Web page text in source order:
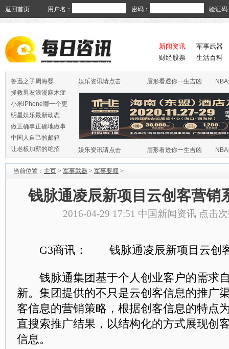
返回首页 用户名： 密码： 验证码
新闻资讯
财经股票
军事武器
生活百科
鲁迅之子周海婴
拯救男友浪漫麻木症
小米iPhone哪一个更
火
明星娱乐最新动态
做正确事正确地做事
中国人自己的邮箱
让老板加薪的绝招
娱乐资讯请点击 眉形看透你一生吉凶
娱乐资讯请点击 眉形看透你一生吉凶
当前位置： 主页 > 军事武器 > 军事要闻 >
钱脉通凌辰新项目云创客营销
2016-04-29 17:51 中国新闻资讯 点击
G3商讯： 钱脉通凌辰新项目云创客
钱脉通集团基于个人创业客户的需求
新。集团提供的不只是云创客信息的推广
客信息的营销策略，根据创客信息的特点
直搜索推广结果，以结构化的方式展现创
信息。